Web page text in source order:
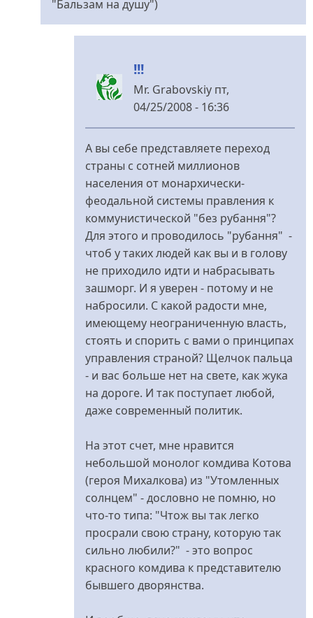
"Бальзам на душу")
!!!
Mr. Grabovskiy пт,
04/25/2008 - 16:36
У
людина
перевірено)
А вы себе представляете переход
страны с сотней миллионов
населения от монархически-
феодальной системы правления к
коммунистической "без рубання"?
Для этого и проводилось "рубання" -
чтоб у таких людей как вы и в голову
не приходило идти и набрасывать
зашморг. И я уверен - потому и не
набросили. С какой радости мне,
имеющему неограниченную власть,
стоять и спорить с вами о принципах
управления страной? Щелчок пальца
- и вас больше нет на свете, как жука
на дороге. И так поступает любой,
даже современный политик.
На этот счет, мне нравится
небольшой монолог комдива Котова
(героя Михалкова) из "Утомленных
солнцем" - дословно не помню, но
что-то типа: "Чтож вы так легко
просрали свою страну, которую так
сильно любили?" - это вопрос
красного комдива к представителю
бывшего дворянства.